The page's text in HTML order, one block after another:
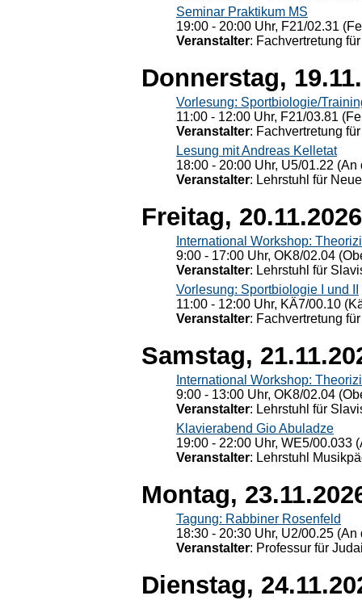
Seminar Praktikum MS
19:00 - 20:00 Uhr, F21/02.31
Veranstalter: Fachvertretung
Donnerstag,
Vorlesung: Sportbiologie/
11:00 - 12:00 Uhr, F21/03.81
Veranstalter: Fachvertretung
Lesung mit Andreas Kelletat
18:00 - 20:00 Uhr, U5/01.22
Veranstalter: Lehrstuhl für
Freitag, 20.11.2026
International Workshop:
9:00 - 17:00 Uhr, OK8/02.04
Veranstalter: Lehrstuhl für
Vorlesung: Sportbiologie I und II
11:00 - 12:00 Uhr, KÄ7/00.10
Veranstalter: Fachvertretung
Samstag,
International Workshop:
9:00 - 13:00 Uhr, OK8/02.04
Veranstalter: Lehrstuhl für
Klavierabend Gio Abuladze
19:00 - 22:00 Uhr, WE5/00.033
Veranstalter: Lehrstuhl
Montag,
Tagung: Rabbiner Rosenfeld
18:30 - 20:30 Uhr, U2/00.25
Veranstalter: Professur für
Dienstag,